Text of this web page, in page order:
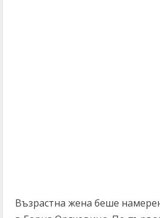
Възрастна жена беше